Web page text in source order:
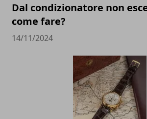
Dal condizionatore non
come fare?
14/11/2024